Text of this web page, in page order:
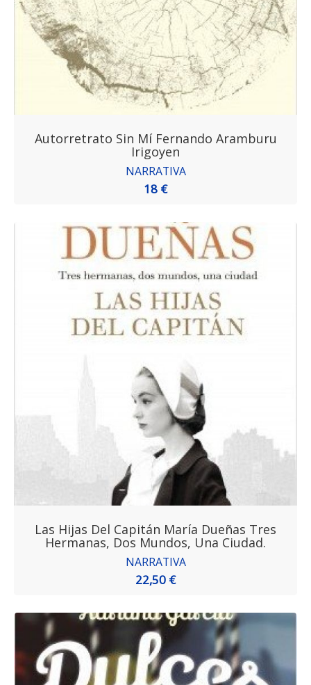
Autorretrato Sin Mí Fernando Aramburu
Irigoyen
NARRATIVA
18 €
Las Hijas Del Capitán María Dueñas Tres
Hermanas, Dos Mundos, Una Ciudad.
NARRATIVA
22,50 €